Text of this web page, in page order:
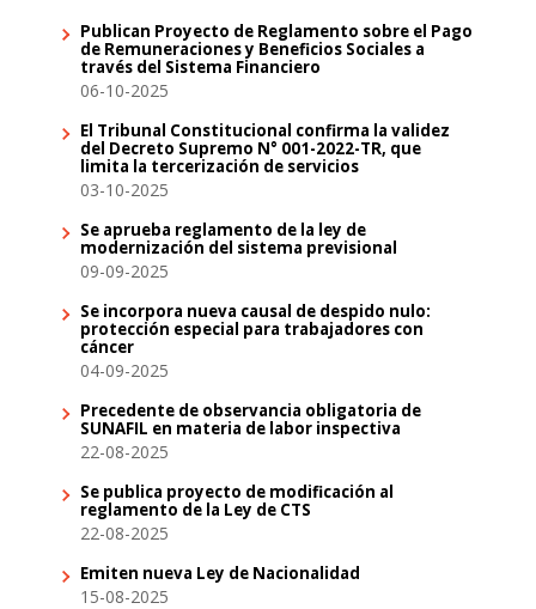
Publican Proyecto de Reglamento sobre el Pago
de Remuneraciones y Beneficios Sociales a
través del Sistema Financiero
06-10-2025
El Tribunal Constitucional confirma la validez
del Decreto Supremo N° 001-2022-TR, que
limita la tercerización de servicios
03-10-2025
Se aprueba reglamento de la ley de
modernización del sistema previsional
09-09-2025
Se incorpora nueva causal de despido nulo:
protección especial para trabajadores con
cáncer
04-09-2025
Precedente de observancia obligatoria de
SUNAFIL en materia de labor inspectiva
22-08-2025
Se publica proyecto de modificación al
reglamento de la Ley de CTS
22-08-2025
Emiten nueva Ley de Nacionalidad
15-08-2025